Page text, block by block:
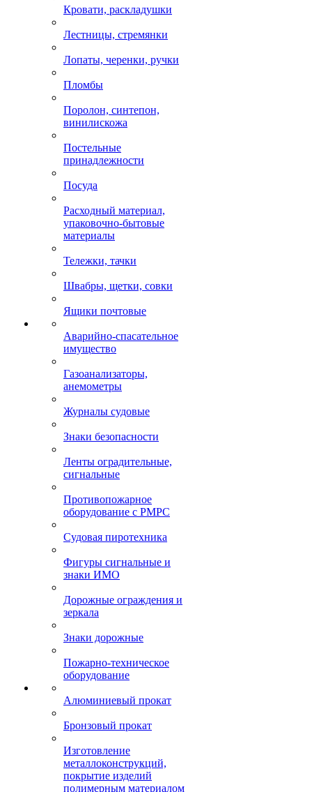
Кровати, раскладушки
Лестницы, стремянки
Лопаты, черенки, ручки
Пломбы
Поролон, синтепон,
винилискожа
Постельные
принадлежности
Посуда
Расходный материал,
упаковочно-бытовые
материалы
Тележки, тачки
Швабры, щетки, совки
Ящики почтовые
Аварийно-спасательное
имущество
Газоанализаторы,
анемометры
Журналы судовые
Знаки безопасности
Ленты оградительные,
сигнальные
Противопожарное
оборудование с РМРС
Судовая пиротехника
Фигуры сигнальные и
знаки ИМО
Дорожные ограждения и
зеркала
Знаки дорожные
Пожарно-техническое
оборудование
Алюминиевый прокат
Бронзовый прокат
Изготовление
металлоконструкций,
покрытие изделий
полимерным материалом